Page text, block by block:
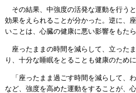
その結果、中強度の活発な運動を行う
効果をえられることが分かった。逆に、
いことは、心臓の健康に悪い影響をもたら
座ったままの時間を減らして、立った
り、十分な睡眠をとることも健康のために
「座ったまま過ごす時間を減らして、
など、強度を高めた運動をすることが、